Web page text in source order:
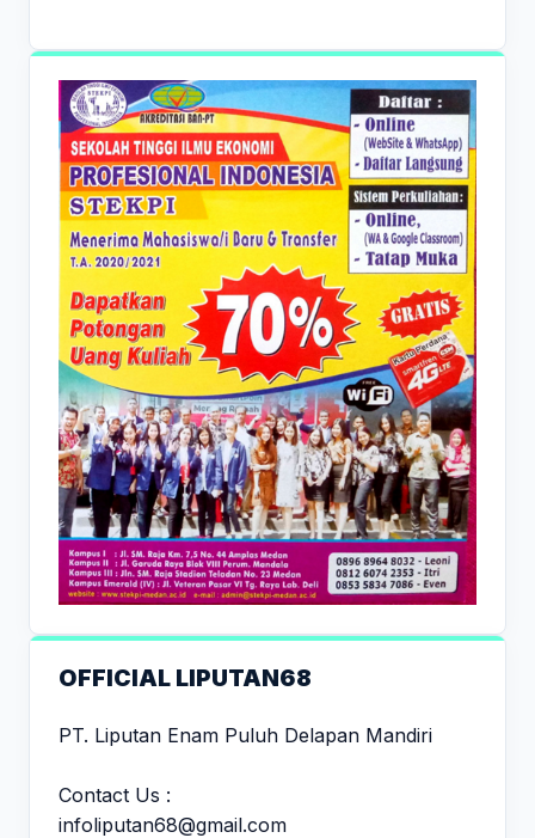
OFFICIAL LIPUTAN68
PT. Liputan Enam Puluh Delapan Mandiri
Contact Us :
infoliputan68@gmail.com